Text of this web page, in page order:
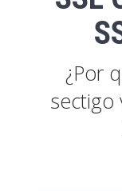
¿Por
sectigo